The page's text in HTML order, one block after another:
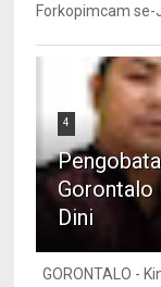
Forkopimcam se-
4
Gorontalo
Dini
GORONTALO -